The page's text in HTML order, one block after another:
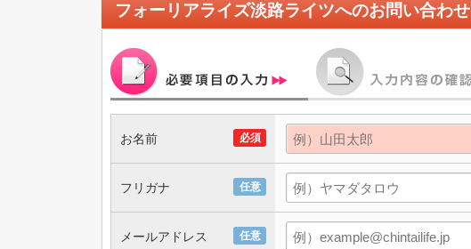
フォーリアライズ淡路ライツへのお問い合わせ
必須
お名前
任意
フリガナ
任意
メールアドレス